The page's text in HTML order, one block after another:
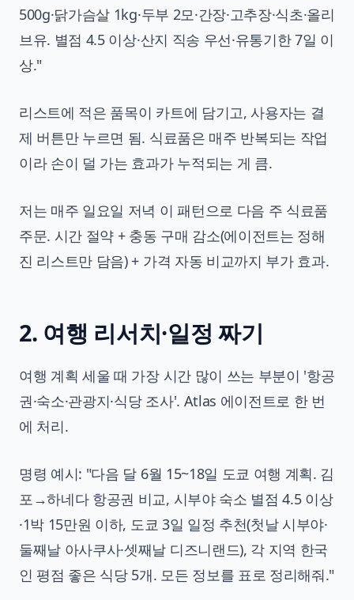
500g·닭가슴살 1kg·두부 2모·간장·고추장·식초·올리
브유. 별점 4.5 이상·산지 직송 우선·유통기한 7일 이
상."
리스트에 적은 품목이 카트에 담기고, 사용자는 결
제 버튼만 누르면 됨. 식료품은 매주 반복되는 작업
이라 손이 덜 가는 효과가 누적되는 게 큼.
저는 매주 일요일 저녁 이 패턴으로 다음 주 식료품
주문. 시간 절약 + 충동 구매 감소(에이전트는 정해
진 리스트만 담음) + 가격 자동 비교까지 부가 효과.
2. 여행 리서치·일정 짜기
여행 계획 세울 때 가장 시간 많이 쓰는 부분이 '항공
권·숙소·관광지·식당 조사'. Atlas 에이전트로 한 번
에 처리.
명령 예시: "다음 달 6월 15~18일 도쿄 여행 계획. 김
포→하네다 항공권 비교, 시부야 숙소 별점 4.5 이상
·1박 15만원 이하, 도쿄 3일 일정 추천(첫날 시부야·
둘째날 아사쿠사·셋째날 디즈니랜드), 각 지역 한국
인 평점 좋은 식당 5개. 모든 정보를 표로 정리해줘."